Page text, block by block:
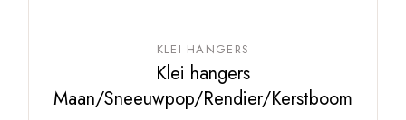
KLEI HANGERS
Klei hangers
Maan/Sneeuwpop/Rendier/Kerstboom